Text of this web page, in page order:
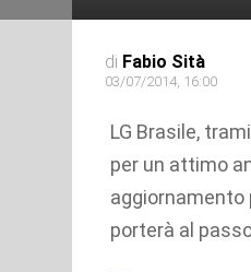
di Fabio Sità
03/07/2014, 16:00
LG Brasile,
per un attimo
aggiornamento
porterà al